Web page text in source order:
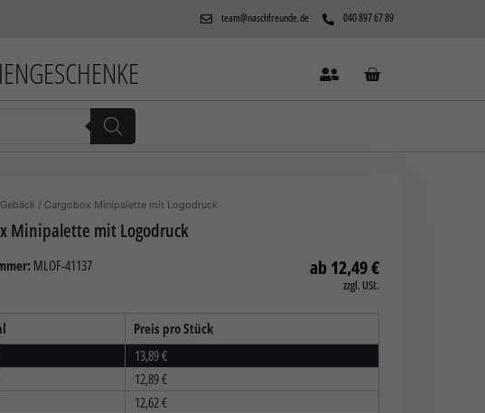
team@naschfreunde.de 040 897 67 89
Gebäck/ Cargobox Minipalette mit Logodruck
Minipalette mit Logodruck
MLOF-41137 12,49€
zzgl. USt.
Preis pro Stück
13,89€
12,89€
12,62€